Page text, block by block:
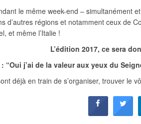
le même week-end – simultanément
d’autres régions et notamment ceux de
et même l’Italie !
L’édition 2017, ce sera
“Oui j’ai de la valeur aux yeux du
déjà en train de s’organiser, trouver le